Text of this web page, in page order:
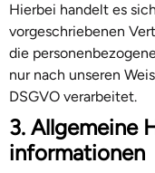
Hierbei handelt es
vorgeschriebenen
die
nur nach unseren
DSGVO verarbeitet.
3. Allgemeine
informationen